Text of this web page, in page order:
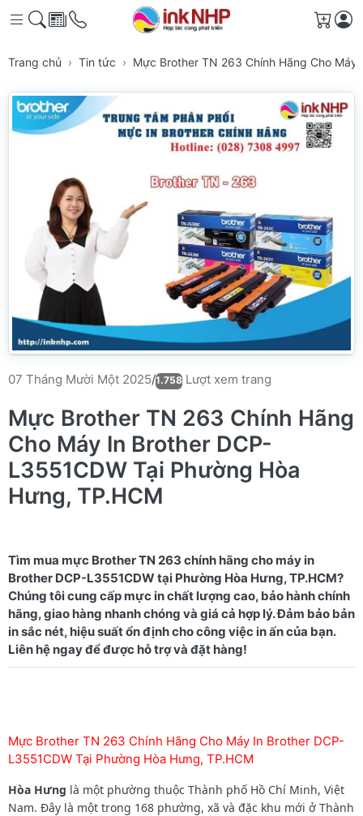
Giỏ
Trang chủ Tin tức Mực Brother TN 263 Chính Hãng Cho Máy
07 Tháng Mười Một 2025/1.758 Lượt xem trang
Mực Brother TN 263 Chính Hãng
Cho Máy In Brother DCP-
L3551CDW Tại Phường Hòa
Hưng, TP.HCM
Tìm mua mực Brother TN 263 chính hãng cho máy in
Brother DCP-L3551CDW tại Phường Hòa Hưng, TP.HCM?
Chúng tôi cung cấp mực in chất lượng cao, bảo hành chính
hãng, giao hàng nhanh chóng và giá cả hợp lý. Đảm bảo bản
in sắc nét, hiệu suất ổn định cho công việc in ấn của bạn.
Mực Brother TN 263 Chính Hãng Cho Máy In Brother DCP-
L3551CDW Tại Phường Hòa Hưng, TP.HCM
Hòa Hưng là một phường thuộc Thành phố Hồ Chí Minh, Việt
Nam. Đây là một trong 168 phường, xã và đặc khu mới ở Thành